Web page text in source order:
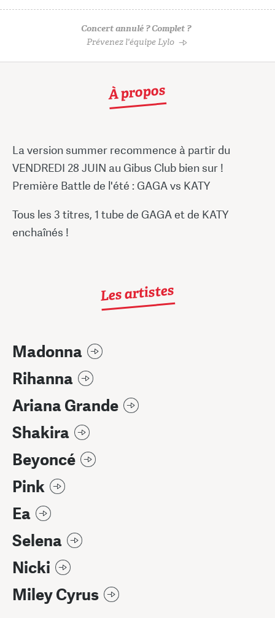
Concert annulé ? Complet ?
Prévenez l'équipe Lylo
À propos
La version summer recommence à partir du
VENDREDI 28 JUIN au Gibus Club bien sur !
Première Battle de l'été : GAGA vs KATY
Tous les 3 titres, 1 tube de GAGA et de KATY
enchaînés !
Les artistes
Madonna
Rihanna
Ariana Grande
Shakira
Beyoncé
Pink
Ea
Selena
Nicki
Miley Cyrus